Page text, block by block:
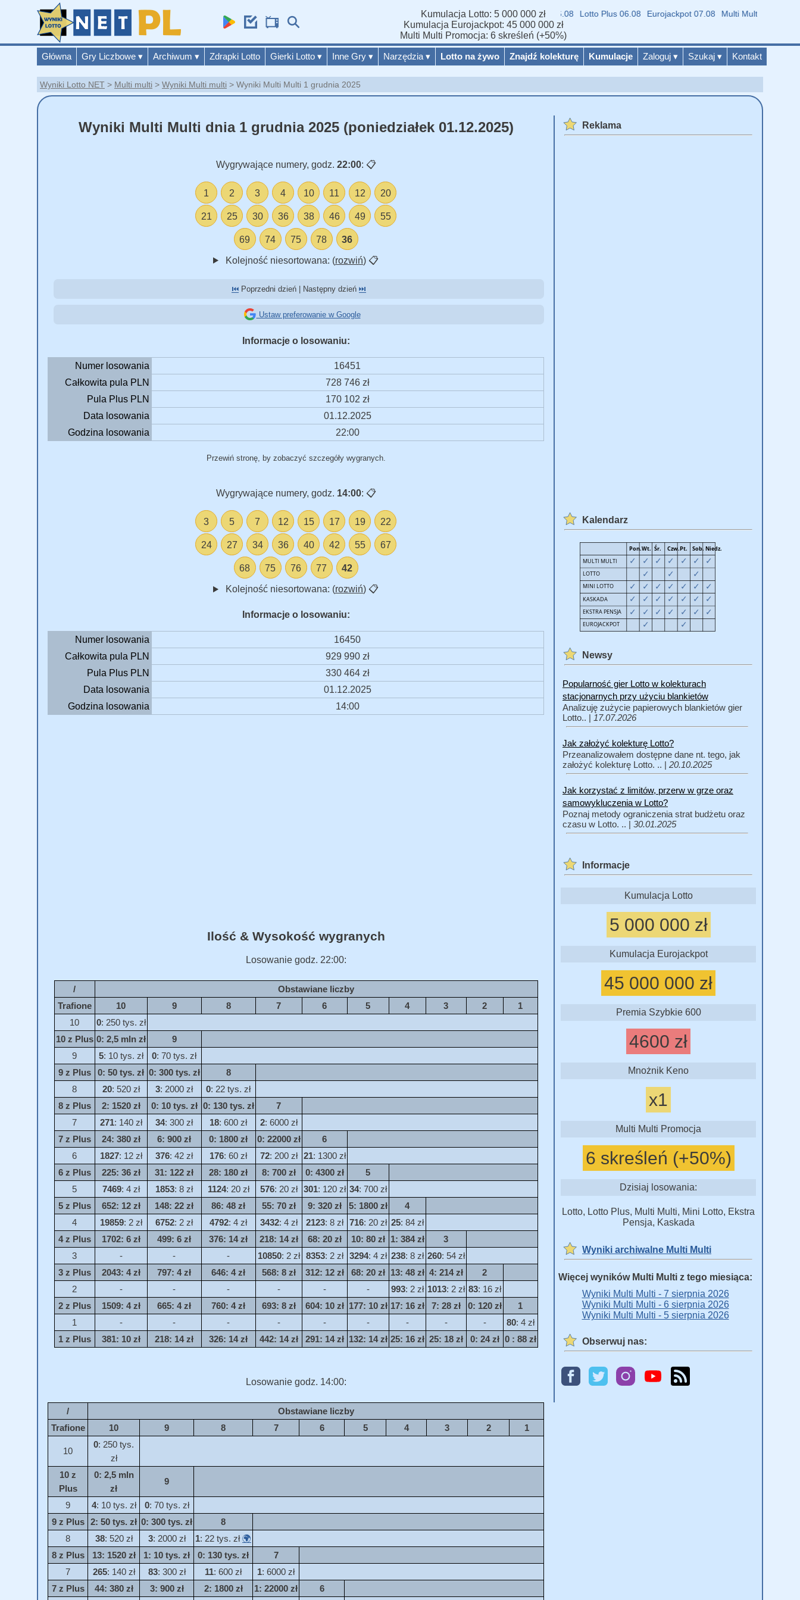
Główna Gry Liczbowe ▾ Archiwum ▾ Zdrapki Lotto Gierki Lotto ▾ Inne Gry ▾ Narzędzia ▾ Lotto na żywo Znajdź kolekturę Kumulacje Zaloguj ▾ Szukaj ▾ Kontakt
Kumulacja Lotto: 5 000 000 zł
Kumulacja Eurojackpot: 45 000 000 zł
Multi Multi Promocja: 6 skreśleń (+50%)
Wyniki Lotto i wygrane: Lotto 06.08 Lotto Plus 06.08 Eurojackpot 07.08 Multi Multi 07.08
Wyniki Lotto NET Multi multi Wyniki Multi multi Wyniki Multi Multi 1 grudnia 2025
Wyniki Multi Multi dnia 1 grudnia 2025 (poniedziałek 01.12.2025)
Wygrywające numery, godz. 22:00: 📋
1 2 3 4 10 11 12 20
21 25 30 36 38 46 49 55
69 74 75 78 36
Kolejność niesortowana: (rozwiń) 📋
⏮️ Poprzedni dzień | Następny dzień ⏭️
Ustaw preferowanie w Google
Informacje o losowaniu:
Numer losowania
16451
Całkowita pula PLN
728 746 zł
Pula Plus PLN
170 102 zł
Data losowania
01.12.2025
Godzina losowania
22:00
Przewiń stronę, by zobaczyć szczegóły wygranych.
Wygrywające numery, godz. 14:00: 📋
3 5 7 12 15 17 19 22
24 27 34 36 40 42 55 67
68 75 76 77 42
Kolejność niesortowana: (rozwiń) 📋
Informacje o losowaniu:
Numer losowania
16450
Całkowita pula PLN
929 990 zł
Pula Plus PLN
330 464 zł
Data losowania
01.12.2025
Godzina losowania
14:00
Ilość & Wysokość wygranych
Losowanie godz. 22:00:
/
Obstawiane liczby
Trafione
10 9 8 7 6 5 4 3 2
1
10
0: 250 tys. zł
10 z Plus 0: 2,5 mln zł
9
9
5: 10 tys. zł 0: 70 tys. zł
9 z Plus
0: 50 tys. zł 0: 300 tys. zł
8
8
20: 520 zł 3: 2000 zł 0: 22 tys. zł
8 z Plus
2: 1520 zł 0: 10 tys. zł 0: 130 tys. zł
7
7
271: 140 zł 34: 300 zł 18: 600 zł 2: 6000 zł
7 z Plus
24: 380 zł 6: 900 zł 0: 1800 zł 0: 22000 zł
6
6
1827: 12 zł 376: 42 zł 176: 60 zł 72: 200 zł 21: 1300 zł
6 z Plus
225: 36 zł 31: 122 zł 28: 180 zł 8: 700 zł 0: 4300 zł
5
5
7469: 4 zł 1853: 8 zł 1124: 20 zł 576: 20 zł 301: 120 zł 34: 700 zł
5 z Plus
652: 12 zł 148: 22 zł 86: 48 zł 55: 70 zł 9: 320 zł 5: 1800 zł
4
4
19859: 2 zł 6752: 2 zł 4792: 4 zł 3432: 4 zł 2123: 8 zł 716: 20 zł 25: 84 zł
4 z Plus
1702: 6 zł 499: 6 zł 376: 14 zł 218: 14 zł 68: 20 zł 10: 80 zł 1: 384 zł
3
3
- - - 10850: 2 zł 8353: 2 zł 3294: 4 zł 238: 8 zł 260: 54 zł
3 z Plus
2043: 4 zł 797: 4 zł 646: 4 zł 568: 8 zł 312: 12 zł 68: 20 zł 13: 48 zł 4: 214 zł
2
2
- - - - - - 993: 2 zł 1013: 2 zł 83: 16 zł
2 z Plus
1509: 4 zł 665: 4 zł 760: 4 zł 693: 8 zł 604: 10 zł 177: 10 zł 17: 16 zł 7: 28 zł 0: 120 zł
1
1
- - - - - - - - - 80: 4 zł
1 z Plus
381: 10 zł 218: 14 zł 326: 14 zł 442: 14 zł 291: 14 zł 132: 14 zł 25: 16 zł 25: 18 zł 0: 24 zł 0 : 88 zł
Losowanie godz. 14:00:
/
Obstawiane liczby
Trafione
10 9 8 7 6 5 4 3 2 1
10
0: 250 tys.
zł
10 z
Plus
0: 2,5 mln
zł
9
9 4: 10 tys. zł 0: 70 tys. zł
9 z Plus
2: 50 tys. zł 0: 300 tys. zł
8
8
38: 520 zł 3: 2000 zł 1: 22 tys. zł🌍
8 z Plus
13: 1520 zł 1: 10 tys. zł 0: 130 tys. zł
7
7
265: 140 zł 83: 300 zł 11: 600 zł 1: 6000 zł
7 z Plus
44: 380 zł 3: 900 zł 2: 1800 zł 1: 22000 zł
6
Reklama
Kalendarz
Newsy
Popularność gier Lotto w kolekturach
stacjonarnych przy użyciu blankietów
Analizuję zużycie papierowych blankietów gier
Lotto.. | 17.07.2026
Jak założyć kolekturę Lotto?
Przeanalizowałem dostępne dane nt. tego, jak
założyć kolekturę Lotto. .. | 20.10.2025
Jak korzystać z limitów, przerw w grze oraz
samowykluczenia w Lotto?
Poznaj metody ograniczenia strat budżetu oraz
czasu w Lotto. .. | 30.01.2025
Informacje
Kumulacja Lotto
5 000 000 zł
Kumulacja Eurojackpot
45 000 000 zł
Premia Szybkie 600
4600 zł
Mnożnik Keno
x1
Multi Multi Promocja
6 skreśleń (+50%)
Dzisiaj losowania:
Lotto, Lotto Plus, Multi Multi, Mini Lotto, Ekstra
Pensja, Kaskada
Wyniki archiwalne Multi Multi
Więcej wyników Multi Multi z tego miesiąca:
Wyniki Multi Multi - 7 sierpnia 2026
Wyniki Multi Multi - 6 sierpnia 2026
Wyniki Multi Multi - 5 sierpnia 2026
Obserwuj nas: